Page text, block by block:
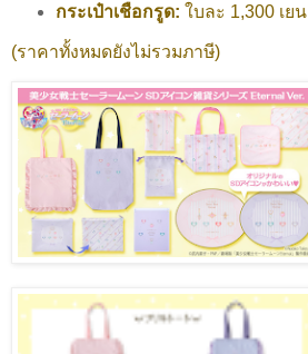
กระเป๋าเชือกรูด: ใบละ 1,300 เยน
(ราคาทั้งหมดยังไม่รวมภาษี)